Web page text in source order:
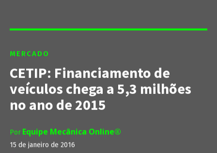
MERCADO
CETIP: Financiamento de
veículos chega a 5,3 milhões
no ano de 2015
Por Equipe Mecânica Online®
15 de janeiro de 2016